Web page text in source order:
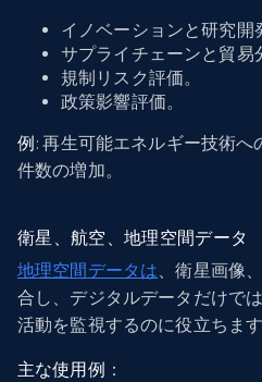
イノベーションと研究開
サプライチェーンと貿易
規制リスク評価。
政策影響評価。
例: 再生可能エネルギー技術
件数の増加。
衛星、航空、地理空間データ
地理空間データは、衛星画像
合し、デジタルデータだけで
活動を監視するのに役立ちます
主な使用例 ：